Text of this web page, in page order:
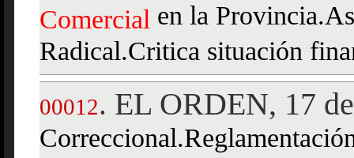
Comercial en la
Radical.Critica situación
00012. EL ORDEN, 17